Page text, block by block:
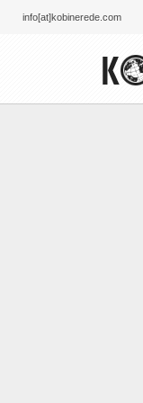
info[at]kobinerede.com